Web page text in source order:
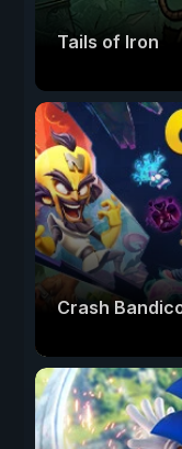
Tails of Iron
Crash